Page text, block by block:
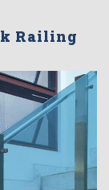
Railing